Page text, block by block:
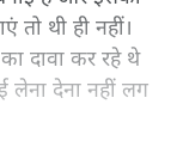
तो थी ही नहीं।
दावा कर रहे थे
लेना देना नहीं लग